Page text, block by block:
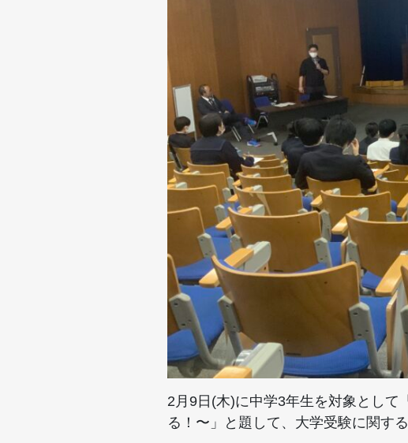
2月9日(木)に中学3年生を対象として
る！〜」と題して、大学受験に関す